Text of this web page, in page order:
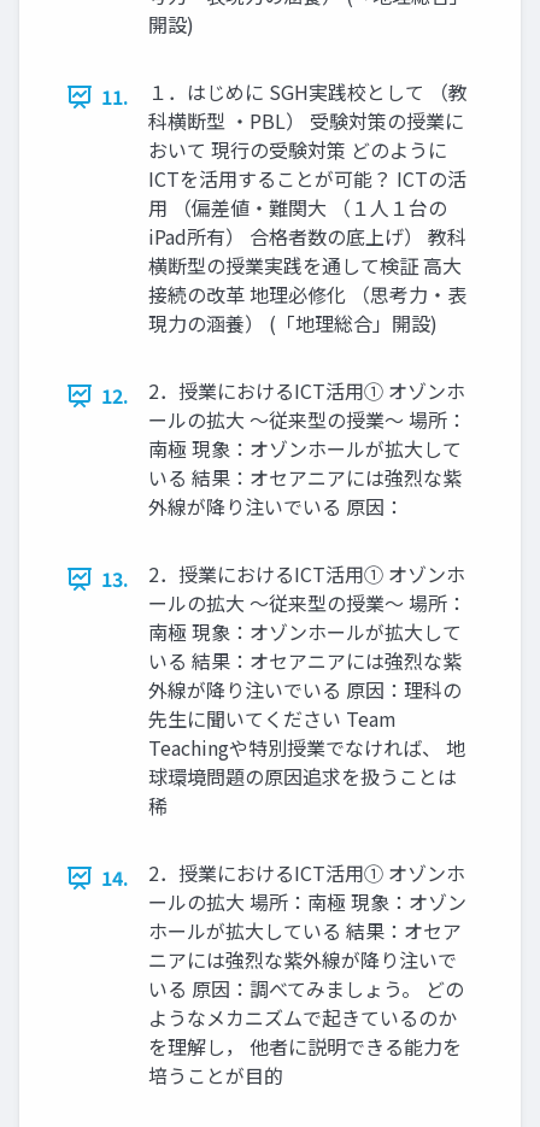
開設)
11.
１．はじめに SGH実践校として （教
科横断型 ・PBL） 受験対策の授業に
おいて 現行の受験対策 どのように
ICTを活用することが可能？ ICTの活
用 （偏差値・難関大 （１人１台の
iPad所有） 合格者数の底上げ） 教科
横断型の授業実践を通して検証 高大
接続の改革 地理必修化 （思考力・表
現力の涵養） (「地理総合」開設)
12.
2．授業におけるICT活用① オゾンホ
ールの拡大 〜従来型の授業〜 場所：
南極 現象：オゾンホールが拡大して
いる 結果：オセアニアには強烈な紫
外線が降り注いでいる 原因：
13.
2．授業におけるICT活用① オゾンホ
ールの拡大 〜従来型の授業〜 場所：
南極 現象：オゾンホールが拡大して
いる 結果：オセアニアには強烈な紫
外線が降り注いでいる 原因：理科の
先生に聞いてください Team
Teachingや特別授業でなければ、 地
球環境問題の原因追求を扱うことは
稀
14.
2．授業におけるICT活用① オゾンホ
ールの拡大 場所：南極 現象：オゾン
ホールが拡大している 結果：オセア
ニアには強烈な紫外線が降り注いで
いる 原因：調べてみましょう。 どの
ようなメカニズムで起きているのか
を理解し， 他者に説明できる能力を
培うことが目的